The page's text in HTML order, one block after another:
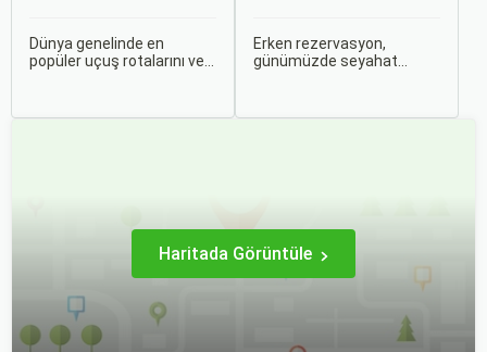
Dünya genelinde en
popüler uçuş rotalarını ve
ilişkiler bulunmaktadır.
İndirimler: Nasıl
Avantajlar Sağlanır?
Erken rezervasyon,
günümüzde seyahat
imkanı sağlar.
Haritada Görüntüle